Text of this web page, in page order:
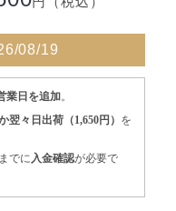
08/19
業日を追加。
翌々日出荷（1,650円） を
までに入金確認が必要で